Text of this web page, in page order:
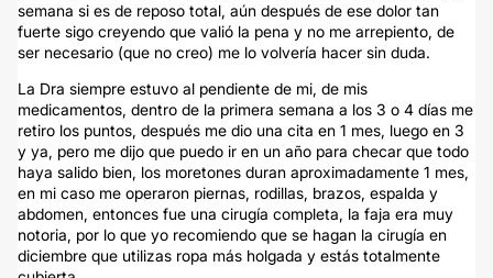
semana si es de reposo total, aún después de ese dolor tan
fuerte sigo creyendo que valió la pena y no me arrepiento, de
ser necesario (que no creo) me lo volvería hacer sin duda.
La Dra siempre estuvo al pendiente de mi, de mis
medicamentos, dentro de la primera semana a los 3 o 4 días me
retiro los puntos, después me dio una cita en 1 mes, luego en 3
y ya, pero me dijo que puedo ir en un año para checar que todo
haya salido bien, los moretones duran aproximadamente 1 mes,
en mi caso me operaron piernas, rodillas, brazos, espalda y
abdomen, entonces fue una cirugía completa, la faja era muy
notoria, por lo que yo recomiendo que se hagan la cirugía en
diciembre que utilizas ropa más holgada y estás totalmente